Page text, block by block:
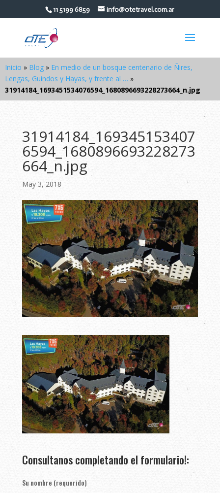
11 5199 6859 info@otetravel.com.ar
Inicio » Blog » En medio de un bosque centenario de Ñires,
Lengas, Guindos y Hayas, y frente al … »
31914184_1693451534076594_1680896693228273664_n.jpg
31914184_169345153407
6594_1680896693228273
664_n.jpg
May 3, 2018
Consultanos completando el formulario!:
Su nombre (requerido)